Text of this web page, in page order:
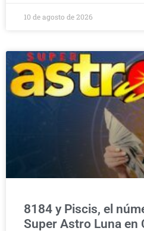
10 de agosto de 2026
8184 y Piscis, el
Super Astro Luna en